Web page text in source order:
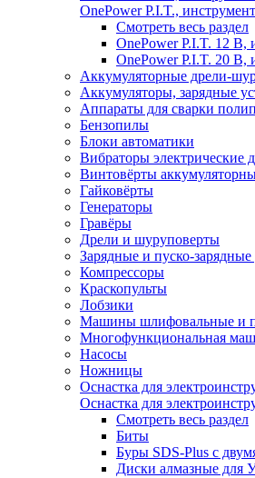
OnePower P.I.T.,
Смотреть весь раздел
OnePower P.I.T. 12 В,
OnePower P.I.T. 20 В,
Аккумуляторные дрели-
Аккумуляторы, зарядные
Аппараты для сварки
Бензопилы
Блоки автоматики
Вибраторы электрические
Винтовёрты
Гайковёрты
Генераторы
Гравёры
Дрели и шуруповерты
Зарядные и пуско-зарядные
Компрессоры
Краскопульты
Лобзики
Машины шлифовальные и
Многофункциональная
Насосы
Ножницы
Оснастка для
Оснастка для
Смотреть весь раздел
Биты
Буры SDS-Plus c
Диски алмазные